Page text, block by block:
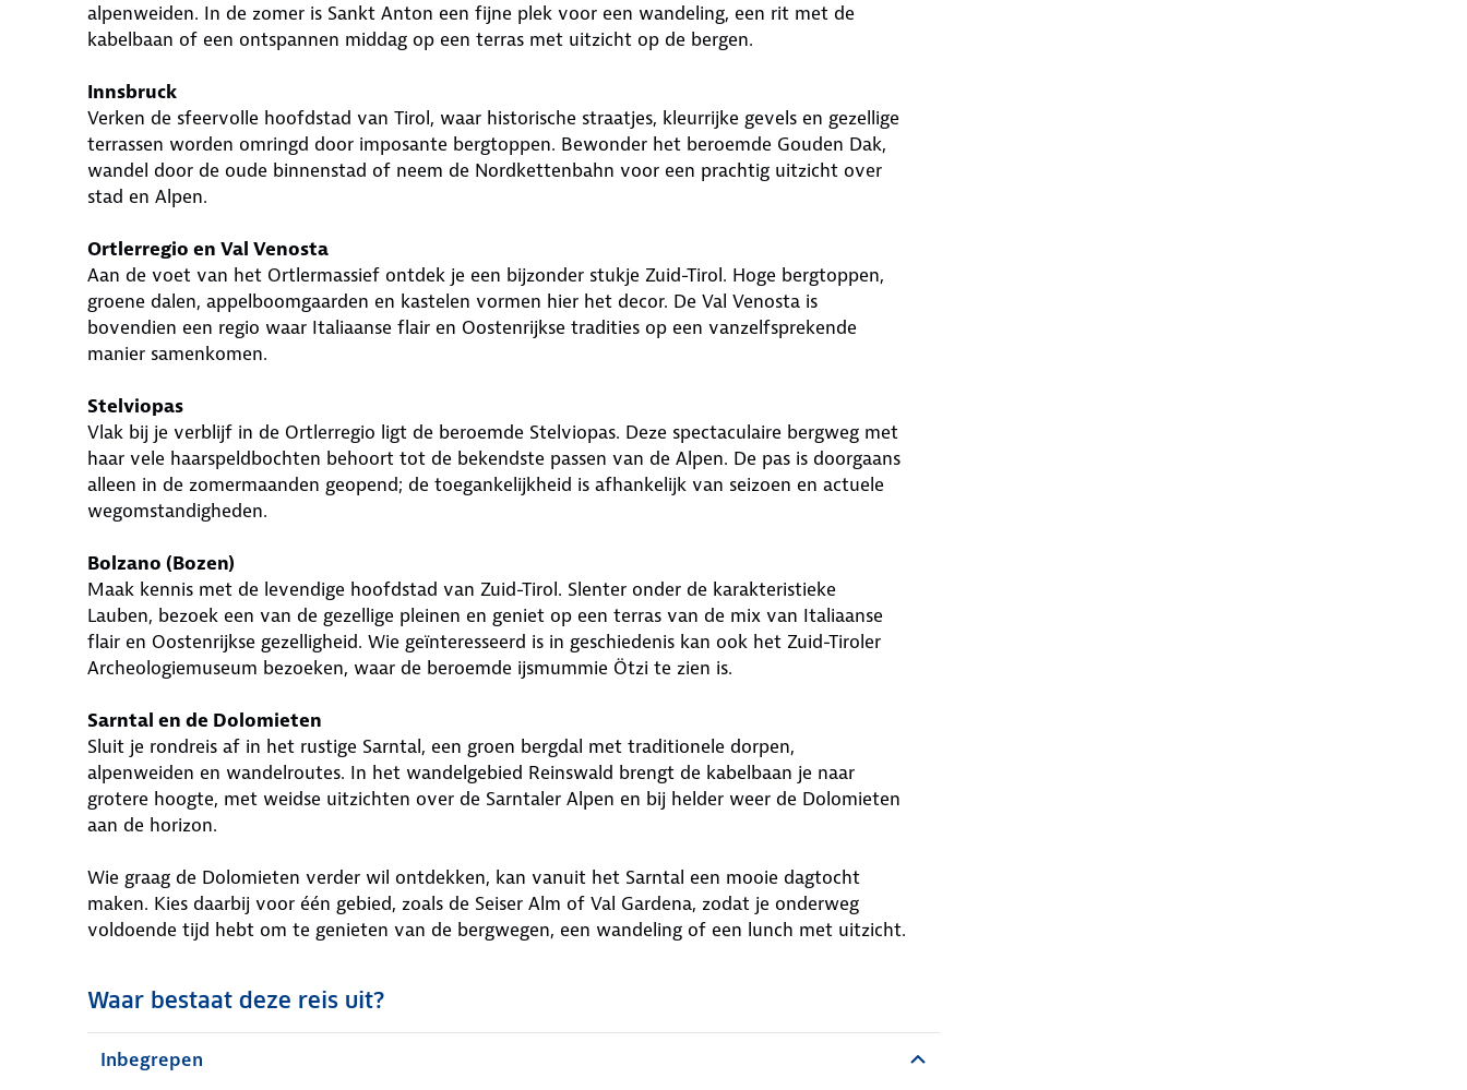
alpenweiden. In de zomer is Sankt Anton een fijne plek voor een wandeling, een rit met de
kabelbaan of een ontspannen middag op een terras met uitzicht op de bergen.
Innsbruck
Verken de sfeervolle hoofdstad van Tirol, waar historische straatjes, kleurrijke gevels en gezellige
terrassen worden omringd door imposante bergtoppen. Bewonder het beroemde Gouden Dak,
wandel door de oude binnenstad of neem de Nordkettenbahn voor een prachtig uitzicht over
stad en Alpen.
Ortlerregio en Val Venosta
Aan de voet van het Ortlermassief ontdek je een bijzonder stukje Zuid-Tirol. Hoge bergtoppen,
groene dalen, appelboomgaarden en kastelen vormen hier het decor. De Val Venosta is
bovendien een regio waar Italiaanse flair en Oostenrijkse tradities op een vanzelfsprekende
manier samenkomen.
Stelviopas
Vlak bij je verblijf in de Ortlerregio ligt de beroemde Stelviopas. Deze spectaculaire bergweg met
haar vele haarspeldbochten behoort tot de bekendste passen van de Alpen. De pas is doorgaans
alleen in de zomermaanden geopend; de toegankelijkheid is afhankelijk van seizoen en actuele
wegomstandigheden.
Bolzano (Bozen)
Maak kennis met de levendige hoofdstad van Zuid-Tirol. Slenter onder de karakteristieke
Lauben, bezoek een van de gezellige pleinen en geniet op een terras van de mix van Italiaanse
flair en Oostenrijkse gezelligheid. Wie geïnteresseerd is in geschiedenis kan ook het Zuid-Tiroler
Archeologiemuseum bezoeken, waar de beroemde ijsmummie Ötzi te zien is.
Sarntal en de Dolomieten
Sluit je rondreis af in het rustige Sarntal, een groen bergdal met traditionele dorpen,
alpenweiden en wandelroutes. In het wandelgebied Reinswald brengt de kabelbaan je naar
grotere hoogte, met weidse uitzichten over de Sarntaler Alpen en bij helder weer de Dolomieten
aan de horizon.
Wie graag de Dolomieten verder wil ontdekken, kan vanuit het Sarntal een mooie dagtocht
maken. Kies daarbij voor één gebied, zoals de Seiser Alm of Val Gardena, zodat je onderweg
voldoende tijd hebt om te genieten van de bergwegen, een wandeling of een lunch met uitzicht.
Waar bestaat deze reis uit?
Inbegrepen